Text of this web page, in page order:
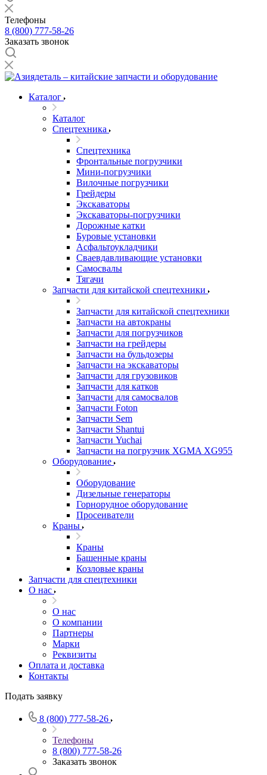
Телефоны
8 (800) 777-58-26
Заказать звонок
Каталог
Каталог
Спецтехника
Спецтехника
Фронтальные погрузчики
Мини-погрузчики
Вилочные погрузчики
Грейдеры
Экскаваторы
Экскаваторы-погрузчики
Дорожные катки
Буровые установки
Асфальтоукладчики
Сваевдавливающие установки
Самосвалы
Тягачи
Запчасти для китайской спецтехники
Запчасти для китайской спецтехники
Запчасти на автокраны
Запчасти для погрузчиков
Запчасти на грейдеры
Запчасти на бульдозеры
Запчасти на экскаваторы
Запчасти для грузовиков
Запчасти для катков
Запчасти для самосвалов
Запчасти Foton
Запчасти Sem
Запчасти Shantui
Запчасти Yuchai
Запчасти на погрузчик XGMA XG955
Оборудование
Оборудование
Дизельные генераторы
Горнорудное оборудование
Просеиватели
Краны
Краны
Башенные краны
Козловые краны
Запчасти для спецтехники
О нас
О нас
О компании
Партнеры
Марки
Реквизиты
Оплата и доставка
Контакты
Подать заявку
8 (800) 777-58-26
Телефоны
8 (800) 777-58-26
Заказать звонок